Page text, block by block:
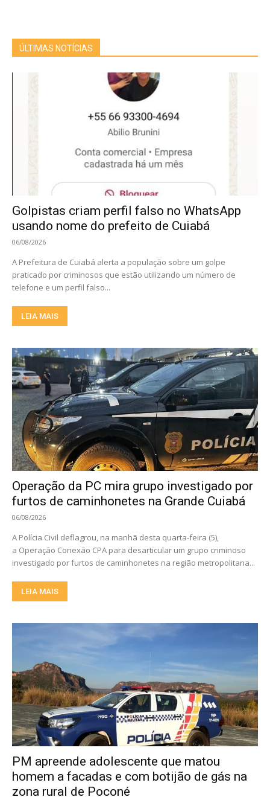
ÚLTIMAS NOTÍCIAS
Golpistas criam perfil falso no WhatsApp
usando nome do prefeito de Cuiabá
06/08/2026
A Prefeitura de Cuiabá alerta a população sobre um golpe
praticado por criminosos que estão utilizando um número de
telefone e um perfil falso...
LEIA MAIS
Operação da PC mira grupo investigado por
furtos de caminhonetes na Grande Cuiabá
06/08/2026
A Polícia Civil deflagrou, na manhã desta quarta-feira (5),
a Operação Conexão CPA para desarticular um grupo criminoso
investigado por furtos de caminhonetes na região metropolitana...
LEIA MAIS
PM apreende adolescente que matou
homem a facadas e com botijão de gás na
zona rural de Poconé